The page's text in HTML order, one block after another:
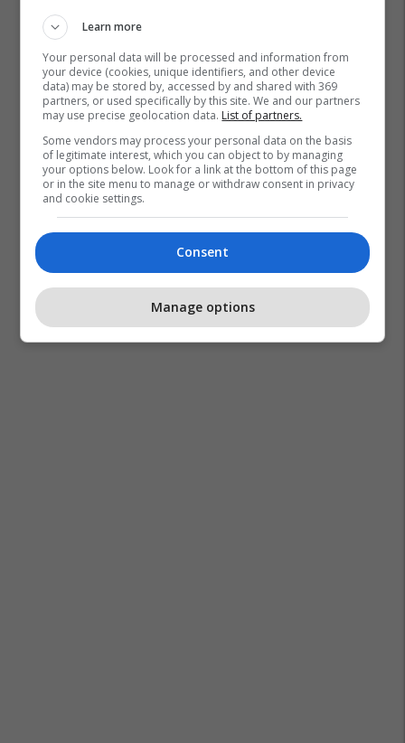
Learn more
Your personal data will be processed and information from
your device (cookies, unique identifiers, and other device
data) may be stored by, accessed by and shared with 369
partners, or used specifically by this site. We and our partners
may use precise geolocation data. List of partners.
Some vendors may process your personal data on the basis
of legitimate interest, which you can object to by managing
your options below. Look for a link at the bottom of this page
or in the site menu to manage or withdraw consent in privacy
and cookie settings.
Consent
Manage options